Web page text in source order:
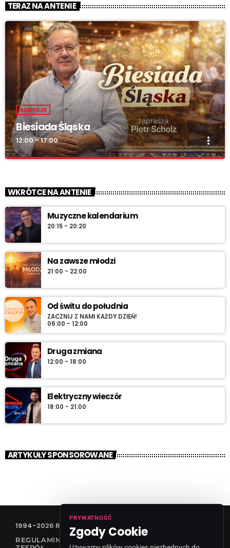
TERAZ NA ANTENIE
AUDYCJE
Biesiada Śląska
12:00 - 17:00 more_vert
„Biesiada Śląska” – w każdą niedzielę od 12:00 do 17:00. Piotr
Scholz, muzyka biesiadna, rozmowy z gwiazdami, konkursy i
pozdrowienia na antenie.
WKRÓTCE NA ANTENIE
Muzyczne kalendarium
20:15 - 20:20
Na zawsze młodzi
21:00 - 22:00
Od świtu do południa
ZACZNIJ Z NAMI KAŻDY DZIEŃ!
06:00 - 12:00
Druga zmiana
12:00 - 18:00
Elektryczny wieczór
18:00 - 21:00
ARTYKUŁY SPONSOROWANE
1994-2026 RADIO VANESSA SPÓŁKA Z O.O
REGULAMIN KONKURSÓW
PRYWATNOŚĆ
Zgody Cookie